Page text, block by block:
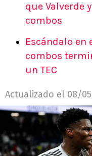
que Valverde
combos
Escándalo en
combos
un TEC
Actualizado el 08/